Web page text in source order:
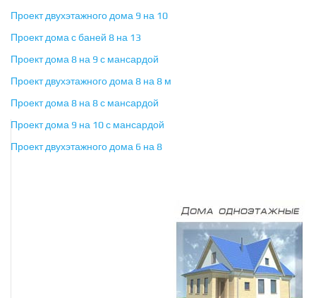
Проект двухэтажного дома 9 на 10
Проект дома с баней 8 на 13
Проект дома 8 на 9 с мансардой
Проект двухэтажного дома 8 на 8 м
Проект дома 8 на 8 с мансардой
Проект дома 9 на 10 с мансардой
Проект двухэтажного дома 6 на 8